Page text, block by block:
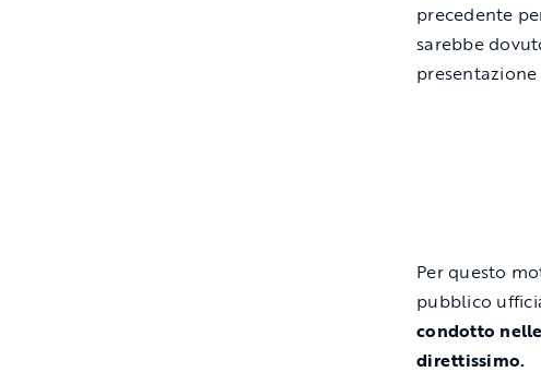
precedente
sarebbe
Per questo
pubblico
condotto
direttissimo.